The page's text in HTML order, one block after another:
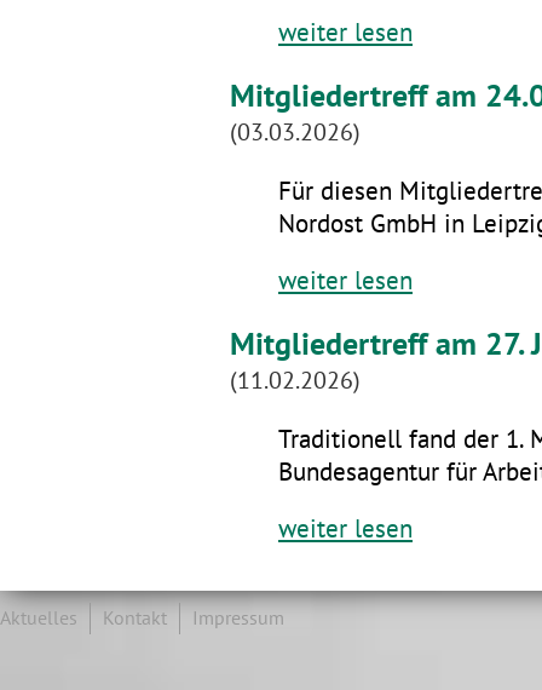
weiter lesen
Mitgliedertreff am
(03.03.2026)
Für diesen
Nordost GmbH in
weiter lesen
Mitgliedertreff am 27.
(11.02.2026)
Traditionell fand der 1.
Bundesagentur für
weiter lesen
Aktuelles Kontakt Impressum